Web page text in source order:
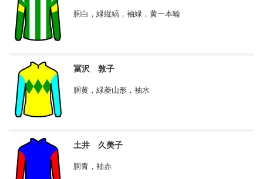
胴白，緑縦縞，袖緑，黄一本輪
冨沢 敦子
胴黄，緑菱山形，袖水
土井 久美子
胴青，袖赤